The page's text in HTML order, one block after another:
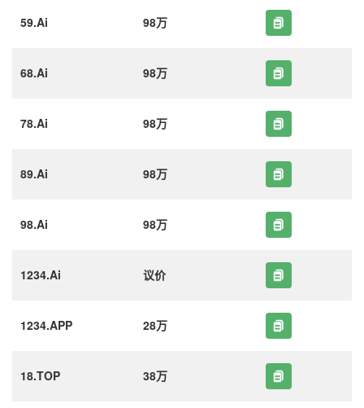
59.Ai 98万
68.Ai 98万
78.Ai 98万
89.Ai 98万
98.Ai 98万
1234.Ai 议价
1234.APP 28万
18.TOP 38万